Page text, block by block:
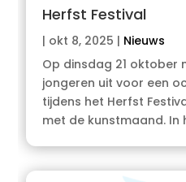
Herfst Festival
| okt 8, 2025 | Nieuws
Op dinsdag 21 oktober
jongeren uit voor een
tijdens het Herfst
met de kunstmaand. In